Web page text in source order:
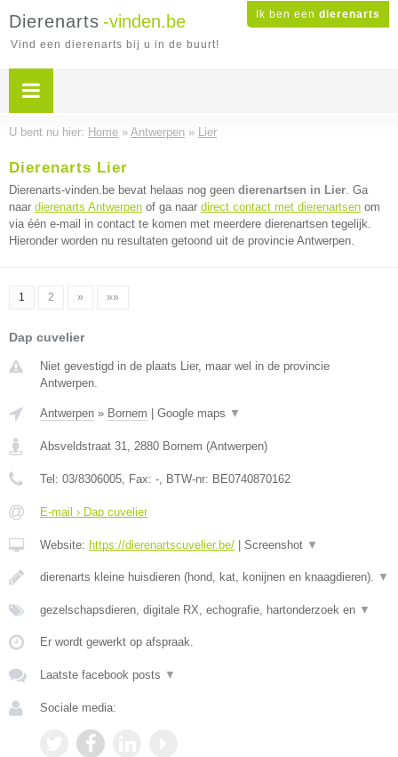
Ik ben een dierenarts
Dierenarts -vinden.be
Vind een dierenarts bij u in de buurt!
U bent nu hier: Home » Antwerpen » Lier
Dierenarts Lier
Dierenarts-vinden.be bevat helaas nog geen dierenartsen in Lier. Ga
naar dierenarts Antwerpen of ga naar direct contact met dierenartsen om
via één e-mail in contact te komen met meerdere dierenartsen tegelijk.
Hieronder worden nu resultaten getoond uit de provincie Antwerpen.
1 2 » »»
Dap cuvelier
Niet gevestigd in de plaats Lier, maar wel in de provincie
Antwerpen.
Antwerpen » Bornem Google maps ▼
Absveldstraat 31, 2880 Bornem (Antwerpen)
Tel: 03/8306005, Fax: -, BTW-nr: BE0740870162
E-mail › Dap cuvelier
Website: https://dierenartscuvelier.be/ Screenshot ▼
dierenarts kleine huisdieren (hond, kat, konijnen en knaagdieren). ▼
gezelschapsdieren, digitale RX, echografie, hartonderzoek en ▼
Er wordt gewerkt op afspraak.
Laatste facebook posts ▼
Sociale media: